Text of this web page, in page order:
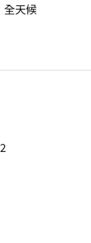
全天候
2